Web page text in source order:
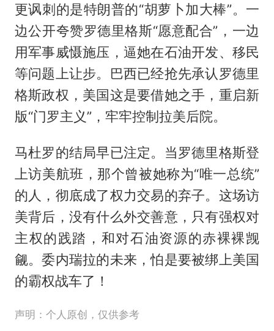
更讽刺的是特朗普的“胡萝卜加大棒”。一
边公开夸赞罗德里格斯“愿意配合”，一边
用军事威慑施压，逼她在石油开发、移民
等问题上让步。巴西已经抢先承认罗德里
格斯政权，美国这是要借她之手，重启新
版“门罗主义”，牢牢控制拉美后院。
马杜罗的结局早已注定。当罗德里格斯登
上访美航班，那个曾被她称为“唯一总统”
的人，彻底成了权力交易的弃子。这场访
美背后，没有什么外交善意，只有强权对
主权的践踏，和对石油资源的赤裸裸觊
觎。委内瑞拉的未来，怕是要被绑上美国
的霸权战车了！
声明：个人原创，仅供参考